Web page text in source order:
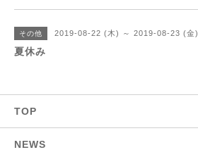
その他 2019-08-22 (木) ～ 2019-08-23 (金)
夏休み
TOP
NEWS